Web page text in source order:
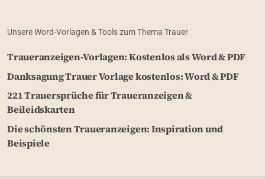
Unsere Word-Vorlagen & Tools zum Thema Trauer
Traueranzeigen-Vorlagen: Kostenlos als Word & PDF
Danksagung Trauer Vorlage kostenlos: Word & PDF
221 Trauersprüche für Traueranzeigen &
Beileidskarten
Die schönsten Traueranzeigen: Inspiration und
Beispiele